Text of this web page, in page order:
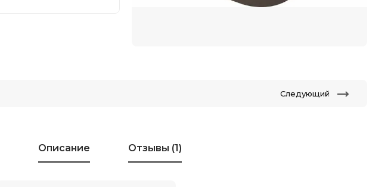
Следующий
Описание Отзывы (1)